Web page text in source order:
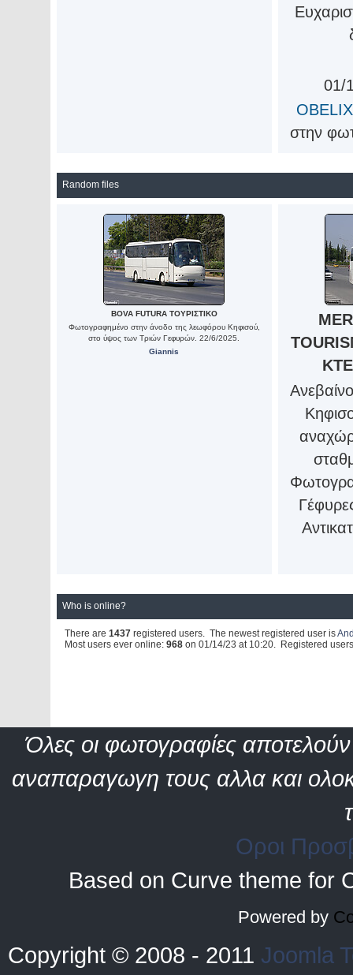
01/
OBELIX
στην
Random files
BOVA FUTURA ΤΟΥΡΙΣΤΙΚΟ
Φωτογραφημένο στην άνοδο της λεωφόρου Κηφισού,
στο ύψος των Τριών Γεφυρών. 22/6/2025.
Giannis
Who is online?
There are 1437registered users. The newest registered user is
Most users ever online: 968on 01/14/23 at 10:20. Registered
Όλες οι φωτογραφίες αποτελούν
αναπαραγωγη τους αλλα και
Οροι
Based on Curve theme for
Powered by
Copyright © 2008 - 2011 Joomla